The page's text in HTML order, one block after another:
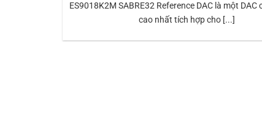
ES9018K2M SABRE32 Reference DAC là một DAC
cao nhất tích hợp cho [...]